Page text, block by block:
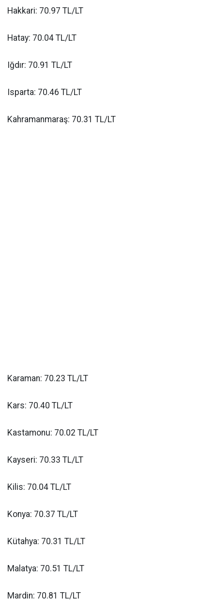
Hakkari: 70.97 TL/LT
Hatay: 70.04 TL/LT
Iğdır: 70.91 TL/LT
Isparta: 70.46 TL/LT
Kahramanmaraş: 70.31 TL/LT
Karaman: 70.23 TL/LT
Kars: 70.40 TL/LT
Kastamonu: 70.02 TL/LT
Kayseri: 70.33 TL/LT
Kilis: 70.04 TL/LT
Konya: 70.37 TL/LT
Kütahya: 70.31 TL/LT
Malatya: 70.51 TL/LT
Mardin: 70.81 TL/LT